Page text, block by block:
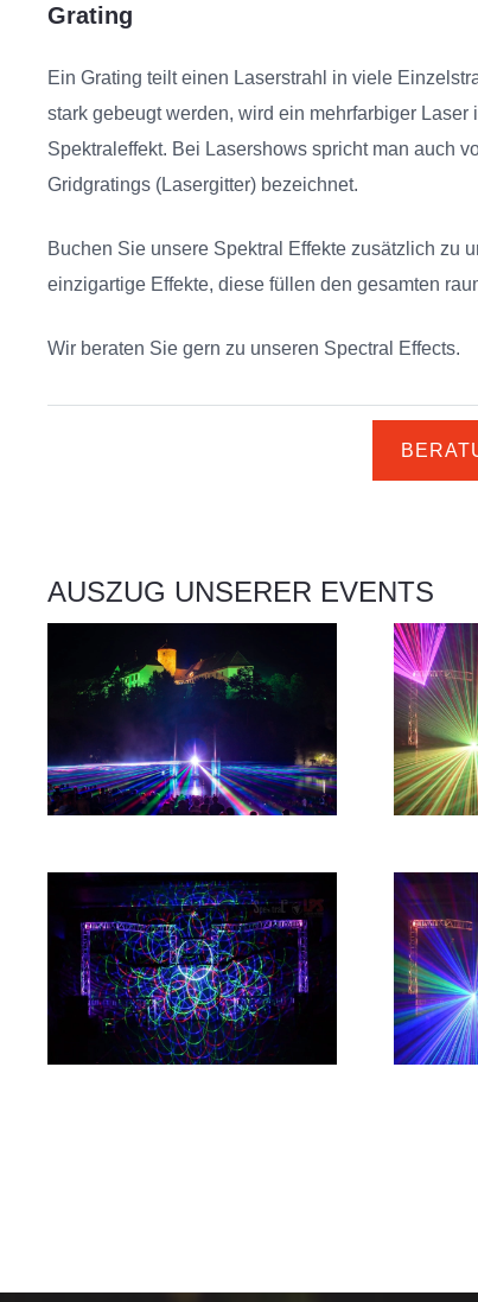
Grating
Ein Grating teilt einen Laserstrahl in viele
stark gebeugt werden, wird ein mehrfarbiger Laser
Spektraleffekt. Bei Lasershows spricht man auch
Gridgratings (Lasergitter) bezeichnet.
Buchen Sie unsere Spektral Effekte zusätzlich zu
einzigartige Effekte, diese füllen den gesamten
Wir beraten Sie gern zu unseren Spectral Effects.
AUSZUG UNSERER EVENTS